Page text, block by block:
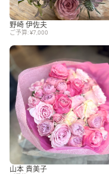
野崎 伊佐夫
ご予算: ¥7,000
山本 貴美子